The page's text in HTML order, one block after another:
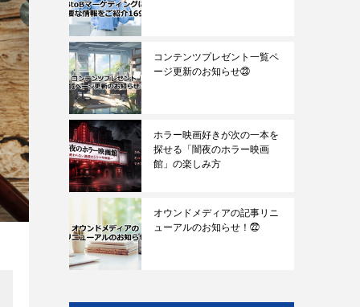
コンテンツプレゼント一覧ペ
ージ更新のお知らせ㉓
ホラー映画好きが次の一本を
探せる「闇夜のホラー映画
館」の楽しみ方
オウンドメディアの記事リニ
ューアルのお知らせ！㉒